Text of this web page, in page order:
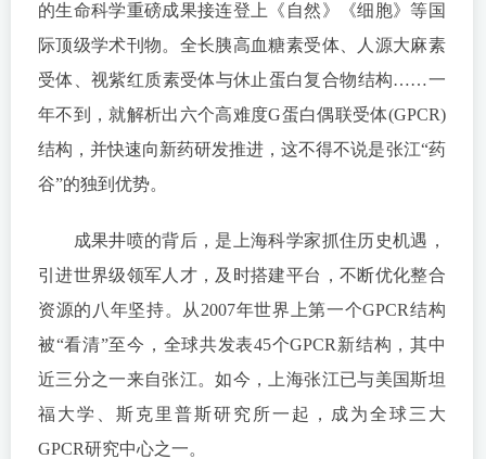
的生命科学重磅成果接连登上《自然》《细胞》等国
际顶级学术刊物。全长胰高血糖素受体、人源大麻素
受体、视紫红质素受体与休止蛋白复合物结构……一
年不到，就解析出六个高难度G蛋白偶联受体(GPCR)
结构，并快速向新药研发推进，这不得不说是张江“药
谷”的独到优势。
成果井喷的背后，是上海科学家抓住历史机遇，
引进世界级领军人才，及时搭建平台，不断优化整合
资源的八年坚持。从2007年世界上第一个GPCR结构
被“看清”至今，全球共发表45个GPCR新结构，其中
近三分之一来自张江。如今，上海张江已与美国斯坦
福大学、斯克里普斯研究所一起，成为全球三大
GPCR研究中心之一。